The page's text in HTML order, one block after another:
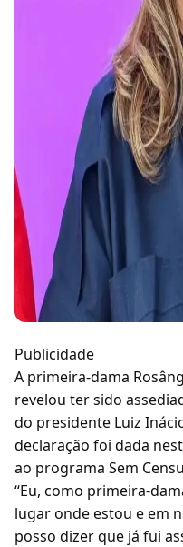
Publicidade
A primeira-dama
revelou ter sido
do presidente Luiz
declaração foi dada
ao programa Sem
“Eu, como primeira-
lugar onde estou e em
posso dizer que já fui